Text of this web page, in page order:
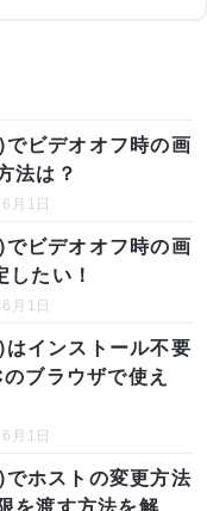
ビデオオフ時の画
法は？
月1日
ビデオオフ時の画
たい！
月1日
インストール不要
ブラウザで使え
月1日
ホストの変更方法